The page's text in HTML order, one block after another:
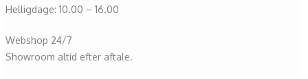
Helligdage: 10.00 – 16.00
Webshop 24/7
Showroom altid efter aftale.